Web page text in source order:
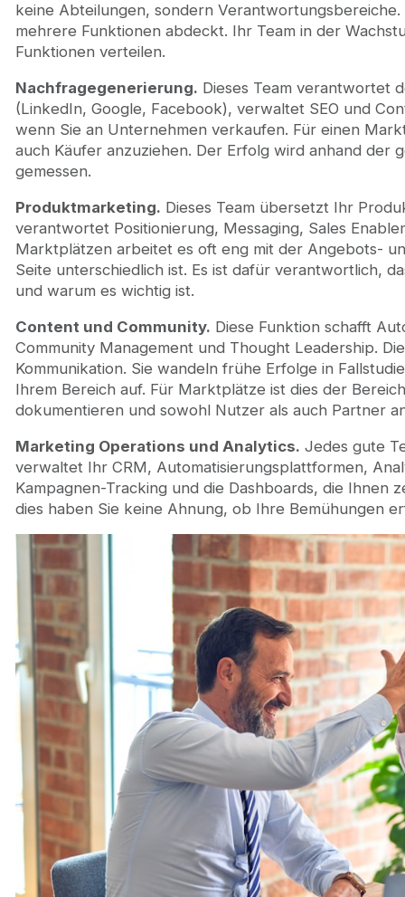
keine Abteilungen, sondern
mehrere Funktionen abdeckt. Ihr Team in der
Funktionen verteilen.
Nachfragegenerierung. Dieses Team verantwortet
(LinkedIn, Google, Facebook), verwaltet SEO und
wenn Sie an Unternehmen verkaufen. Für einen
auch Käufer anzuziehen. Der Erfolg wird anhand der
gemessen.
Produktmarketing. Dieses Team übersetzt Ihr
verantwortet Positionierung, Messaging, Sales
Marktplätzen arbeitet es oft eng mit der Angebots-
Seite unterschiedlich ist. Es ist dafür verantwortlich,
und warum es wichtig ist.
Content und Community. Diese Funktion schafft
Community Management und Thought Leadership.
Kommunikation. Sie wandeln frühe Erfolge in
Ihrem Bereich auf. Für Marktplätze ist dies der
dokumentieren und sowohl Nutzer als auch Partner
Marketing Operations und Analytics. Jedes gute
verwaltet Ihr CRM, Automatisierungsplattformen,
Kampagnen-Tracking und die Dashboards, die Ihnen
dies haben Sie keine Ahnung, ob Ihre Bemühungen